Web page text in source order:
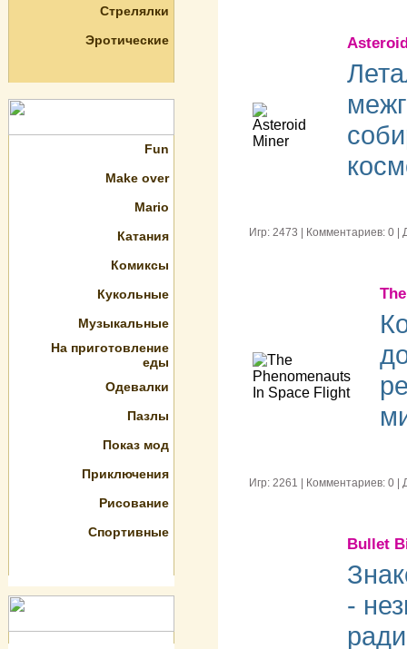
Стрелялки
Эротические
Fun
Make over
Mario
Катания
Комиксы
Кукольные
Музыкальные
На приготовление
еды
Одевалки
Пазлы
Показ мод
Приключения
Рисование
Спортивные
Игр: 2473 | Комментариев: 0
Игр: 2261 | Комментариев: 0
Bullet
-